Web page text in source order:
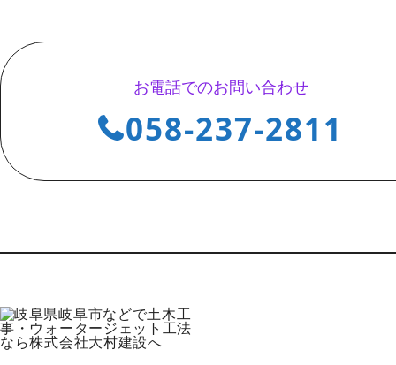
お電話でのお問い合わせ
058-237-2811